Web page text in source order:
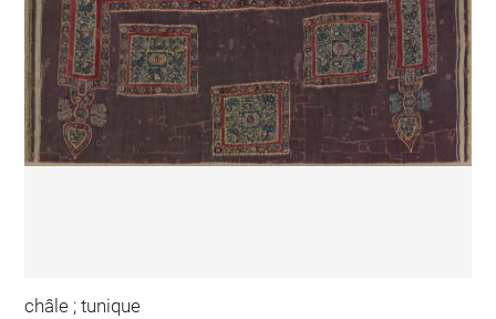
châle ; tunique